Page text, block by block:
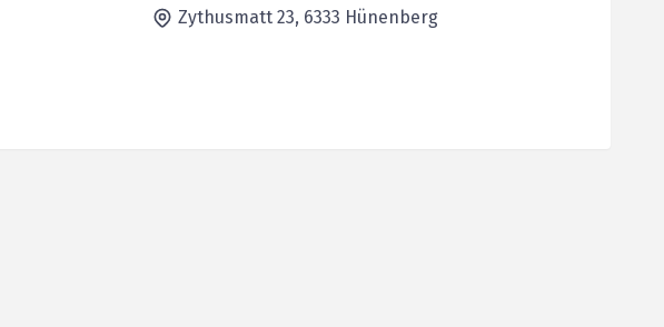
Zythusmatt 23, 6333 Hünenberg